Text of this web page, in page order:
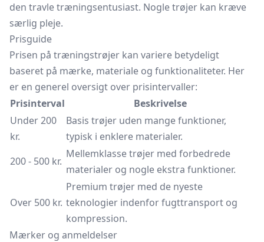
den travle træningsentusiast. Nogle trøjer kan kræve
særlig pleje.
Prisguide
Prisen på træningstrøjer kan variere betydeligt
baseret på mærke, materiale og funktionaliteter. Her
er en generel oversigt over prisintervaller:
Prisinterval
Beskrivelse
Under 200
kr.
Basis trøjer uden mange funktioner,
typisk i enklere materialer.
200 - 500 kr.
Mellemklasse trøjer med forbedrede
materialer og nogle ekstra funktioner.
Over 500 kr.
Premium trøjer med de nyeste
teknologier indenfor fugttransport og
kompression.
Mærker og anmeldelser